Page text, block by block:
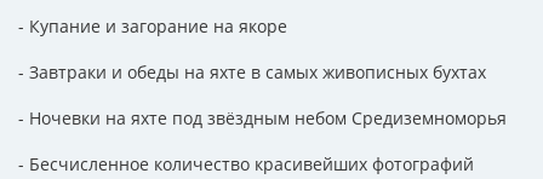
- Купание и загорание на якоре
- Завтраки и обеды на яхте в самых живописных бухтах
- Ночевки на яхте под звёздным небом Средиземноморья
- Бесчисленное количество красивейших фотографий